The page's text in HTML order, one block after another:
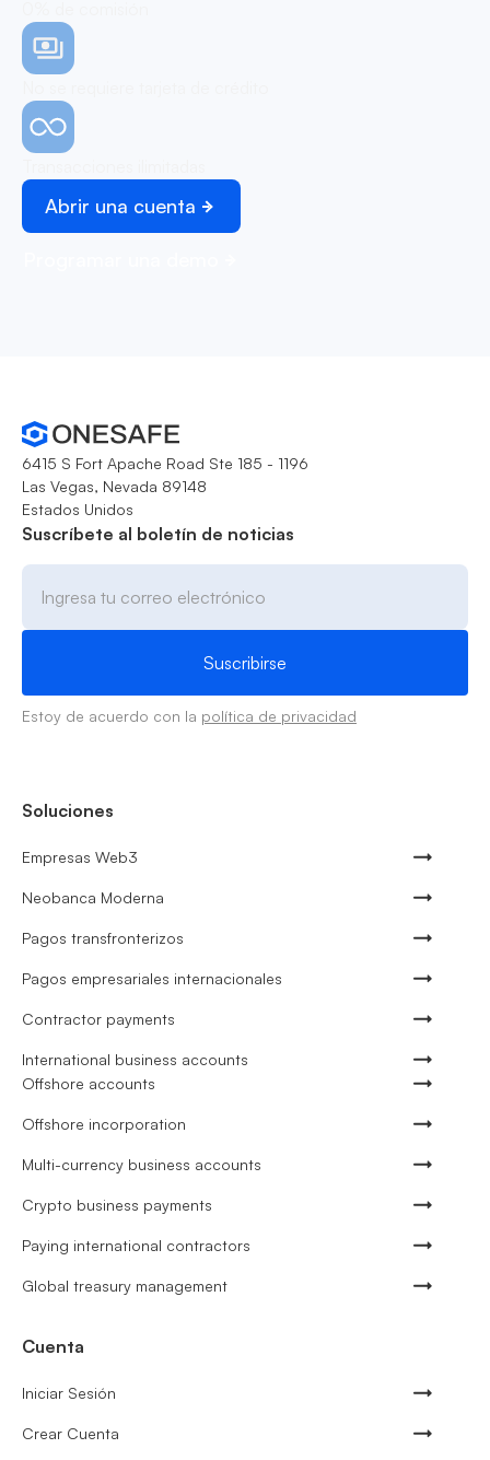
Abrir una cuenta
6415 S Fort Apache Road Ste 185 - 1196
Las Vegas, Nevada 89148
Estados Unidos
Suscríbete al boletín de noticias
Estoy de acuerdo con la política de privacidad
Soluciones
Empresas Web3
Neobanca Moderna
Pagos transfronterizos
Pagos empresariales internacionales
Contractor payments
International business accounts
Offshore accounts
Offshore incorporation
Multi-currency business accounts
Crypto business payments
Paying international contractors
Global treasury management
Cuenta
Iniciar Sesión
Crear Cuenta